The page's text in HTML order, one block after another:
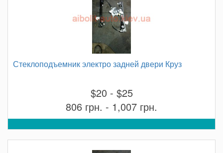
Стеклоподъемник электро задней двери Круз
$20 - $25
806 грн. - 1,007 грн.